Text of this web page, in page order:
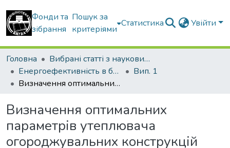
Фонди та
зібрання
Пошук за
критеріями
Статистика Увійти
Головна
Вибрані статті з наукових збірників КНУБА
Енергоефективність в будівництві та архітектурі
Вип. 1
Визначення оптимальних параметрів утеплювача огороджувальних конструкцій енергоекономічних будівель при заданому терміні окупності
Визначення оптимальних
параметрів утеплювача
огороджувальних конструкцій